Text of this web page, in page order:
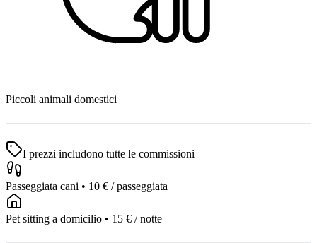
Piccoli animali domestici
I prezzi includono tutte le commissioni
Passeggiata cani • 10 € / passeggiata
Pet sitting a domicilio • 15 € / notte